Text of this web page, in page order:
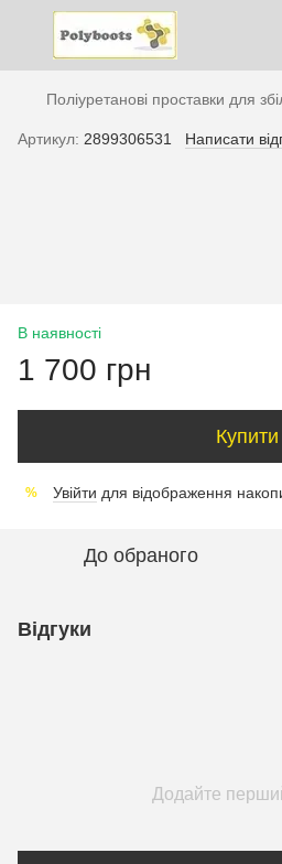
Поліуретанові проставки для
Артикул: 2899306531 Написати
В наявності
1 700 грн
Купити
% Увійти для відображення
До обраного
Відгуки
Додайте